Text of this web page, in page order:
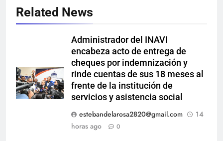
Related News
Administrador del INAVI
encabeza acto de entrega de
cheques por indemnización y
rinde cuentas de sus 18 meses al
frente de la institución de
servicios y asistencia social
estebandelarosa2820@gmail.com
14
horas ago
0